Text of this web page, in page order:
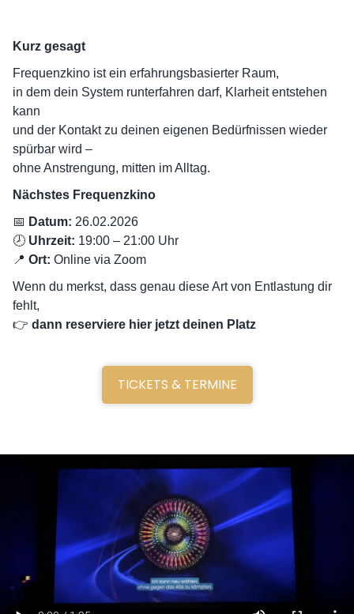
Kurz gesagt
Frequenzkino ist ein erfahrungsbasierter Raum,
in dem dein System runterfahren darf, Klarheit entstehen
kann
und der Kontakt zu deinen eigenen Bedürfnissen wieder
spürbar wird –
ohne Anstrengung, mitten im Alltag.
Nächstes Frequenzkino
📅 Datum: 26.02.2026
🕗 Uhrzeit: 19:00 – 21:00 Uhr
📍 Ort: Online via Zoom
Wenn du merkst, dass genau diese Art von Entlastung dir
fehlt,
👉 dann reserviere hier jetzt deinen Platz
TICKETS & TERMINE